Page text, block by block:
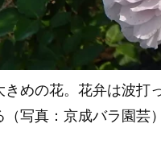
きめの花。花弁は波打
（写真：京成バラ園芸）